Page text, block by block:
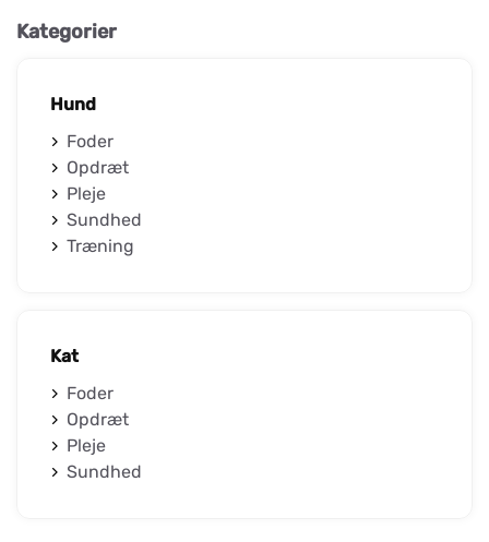
Kategorier
Hund
Foder
Opdræt
Pleje
Sundhed
Træning
Kat
Foder
Opdræt
Pleje
Sundhed